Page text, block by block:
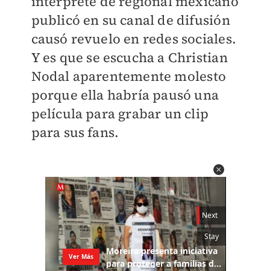
publicó en su canal de difusión
causó revuelo en redes sociales.
Y es que se escucha a Christian
Nodal aparentemente molesto
porque ella habría pausó una
película para grabar un clip
para sus fans.